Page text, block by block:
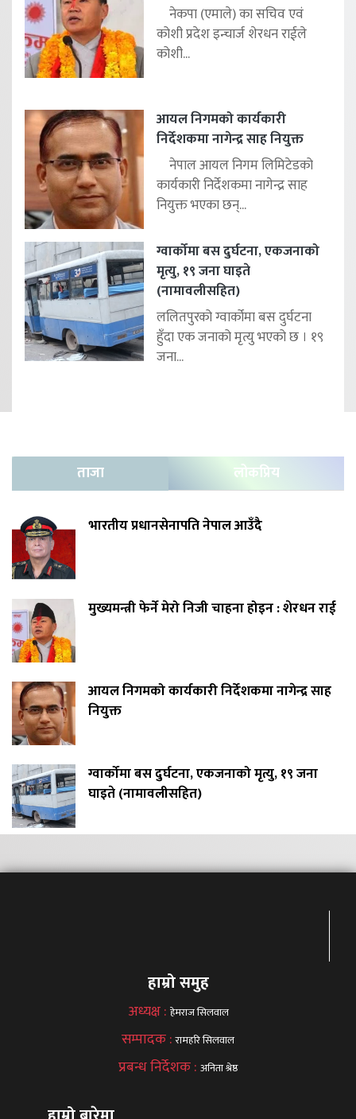
नेकपा (एमाले) का सचिव एवं
कोशी प्रदेश इन्चार्ज शेरधन राईले
कोशी...
आयल निगमको कार्यकारी
निर्देशकमा नागेन्द्र साह नियुक्त
नेपाल आयल निगम लिमिटेडको
कार्यकारी निर्देशकमा नागेन्द्र साह
नियुक्त भएका छन्...
ग्वार्कोमा बस दुर्घटना, एकजनाको
मृत्यु, १९ जना घाइते
(नामावलीसहित)
ललितपुरको ग्वार्कोमा बस दुर्घटना
हुँदा एक जनाको मृत्यु भएको छ । १९
जना...
ताजा लोकप्रिय
भारतीय प्रधानसेनापति नेपाल आउँदै
मुख्यमन्त्री फेर्ने मेरो निजी चाहना होइन : शेरधन राई
आयल निगमको कार्यकारी निर्देशकमा नागेन्द्र साह
नियुक्त
ग्वार्कोमा बस दुर्घटना, एकजनाको मृत्यु, १९ जना
घाइते (नामावलीसहित)
हाम्रो समुह
अध्यक्ष : हेमराज सिलवाल
सम्पादक :रामहरि सिलवाल
प्रबन्ध निर्देशक : अनिता श्रेष्ठ